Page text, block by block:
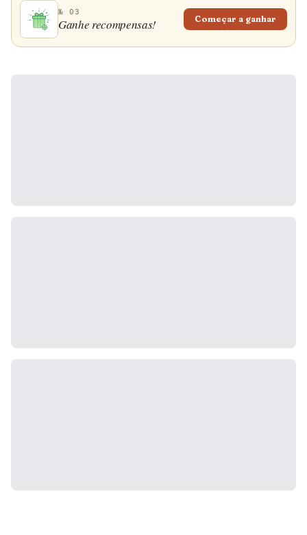
№ 03
Ganhe recompensas! Começar a ganhar